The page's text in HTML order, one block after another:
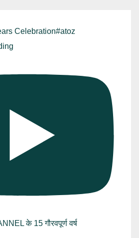
Celebration#atoz
के 15 गौरवपूर्ण वर्ष